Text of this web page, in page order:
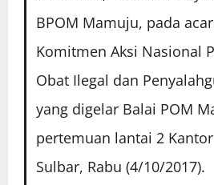
BPOM Mamuju, pada
Komitmen Aksi Nasional
Obat Ilegal dan
yang digelar Balai POM
pertemuan lantai 2
Sulbar, Rabu (4/10/2017).